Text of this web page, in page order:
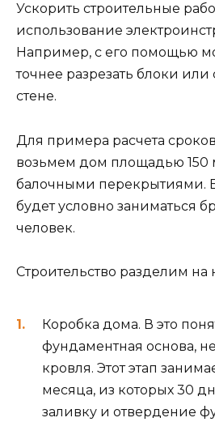
Ускорить строительные
использование
Например, с его помощью
точнее разрезать блоки
стене.
Для примера расчета
возьмем дом площадью 150
балочными перекрытиями.
будет условно заниматься
человек.
Строительство разделим на
Коробка дома. В это
фундаментная основа,
кровля. Этот этап
месяца, из которых 30
заливку и отвердение